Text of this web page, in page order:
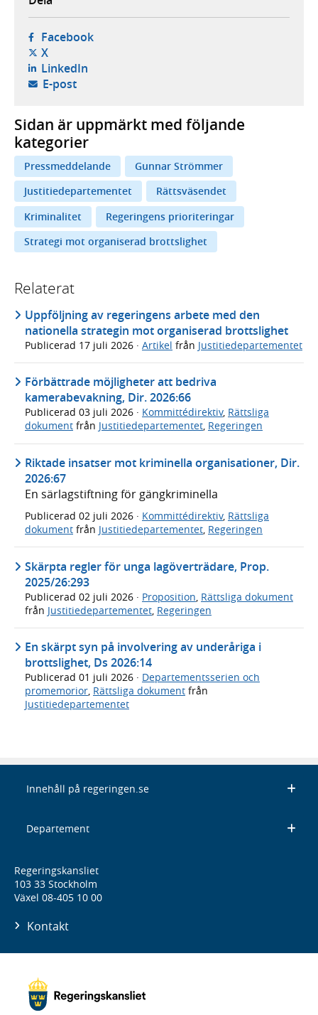
Facebook- öppnas i ny flik, extern webbplats,
X- öppnas i ny flik, extern webbplats,
LinkedIn- öppnas i ny flik, extern webbplats,
E-post- öppnar din e-postklient,
Sidan är uppmärkt med följande
kategorier
Pressmeddelande
Gunnar Strömmer
Justitiedepartementet
Rättsväsendet
Kriminalitet
Regeringens prioriteringar
Strategi mot organiserad brottslighet
Relaterat
Uppföljning av regeringens arbete med den
nationella strategin mot organiserad brottslighet
Publicerad 17 juli 2026 · Artikel från Justitiedepartementet
Förbättrade möjligheter att bedriva
kamerabevakning, Dir. 2026:66
Publicerad 03 juli 2026 · Kommittédirektiv, Rättsliga
dokument från Justitiedepartementet, Regeringen
Riktade insatser mot kriminella organisationer, Dir.
2026:67
En särlagstiftning för gängkriminella
Publicerad 02 juli 2026 · Kommittédirektiv, Rättsliga
dokument från Justitiedepartementet, Regeringen
Skärpta regler för unga lagöverträdare, Prop.
2025/26:293
Publicerad 02 juli 2026 · Proposition Rättsliga dokument
från Justitiedepartementet Regeringen
En skärpt syn på involvering av underåriga i
brottslighet, Ds 2026:14
Publicerad 01 juli 2026 · Departementsserien och
promemorior, Rättsliga dokument från
Justitiedepartementet
Innehåll på regeringen.se
Departement
Regeringskansliet
103 33 Stockholm
Växel 08-405 10 00
Kontakt